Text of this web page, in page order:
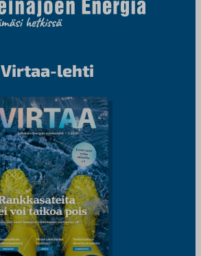
Virtaa-lehti